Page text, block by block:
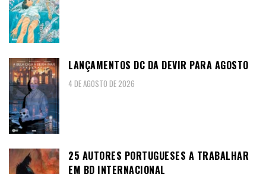
LANÇAMENTOS DC DA DEVIR PARA AGOSTO
4 DE AGOSTO DE 2026
25 AUTORES PORTUGUESES A TRABALHAR
EM BD INTERNACIONAL